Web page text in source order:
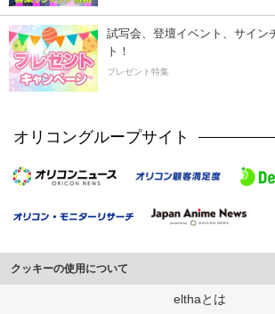
試写会、登壇イベント、サイン
ト！
プレゼント特集
オリコングループサイト
クッキーの使用について
このサイトでは Cookie を使用して、ユーザーに合わ
elthaとは